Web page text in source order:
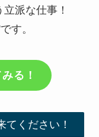
派な仕事！
す。
る！
ください！